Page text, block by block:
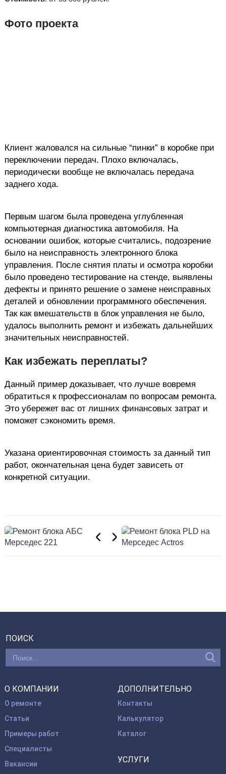
Фото проекта
Клиент жаловался на сильные “пинки” в коробке при
переключении передач. Плохо включалась,
периодически вообще не включалась передача
заднего хода.
Первым шагом была проведена углубленная
компьютерная диагностика автомобиля. На
основании ошибок, которые считались, подозрение
было на неисправность электронного блока
управления. После снятия платы и осмотра коробки
было проведено тестирование на стенде, выявлены
дефекты и принято решение о замене неисправных
деталей и обновлении программного обеспечения.
Так как вмешательств в блок управления не было,
удалось выполнить ремонт и избежать дальнейших
значительных неисправностей.
Как избежать переплаты?
Данный пример доказывает, что лучше вовремя
обратиться к профессионалам по вопросам ремонта.
Это убережет вас от лишних финансовых затрат и
поможет сэкономить время.
Указана ориентировочная стоимость за данный тип
работ, окончательная цена будет зависеть от
конкретной ситуации.
О КОМПАНИИ
О ремонте
Статьи
Примеры работ
Специалисты
Вакансии
УСЛУГИ
ДОПОЛНИТЕЛЬНО
Контакты
Калькулятор
Каталог
ПОИСК